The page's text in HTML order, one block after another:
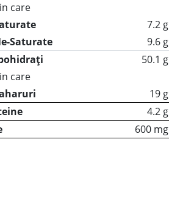
care
7.2 g
Saturate
9.6 g
50.1 g
care
19 g
4.2 g
600 mg